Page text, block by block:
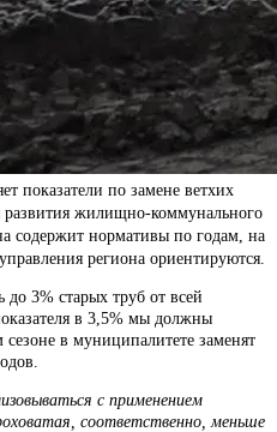
показатели по замене ветхих
развития жилищно-коммунального
содержит нормативы по годам, на
региона ориентируются.
до 3% старых труб от всей
в 3,5% мы должны
сезоне в муниципалитете заменят
с применением
соответственно, меньше